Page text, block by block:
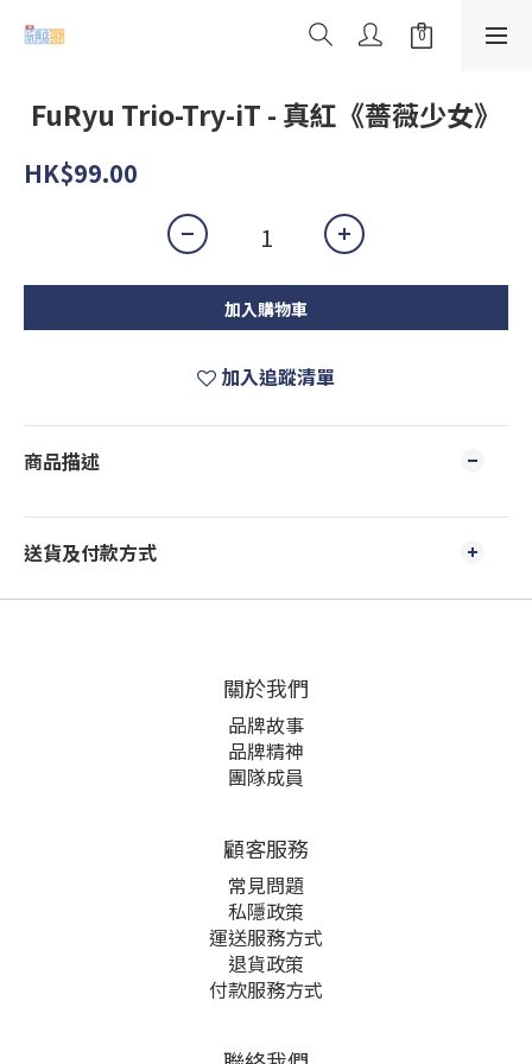
FuRyu Trio-Try-iT - 真紅《薔薇少女》
HK$99.00
加入購物車
加入追蹤清單
商品描述
送貨及付款方式
關於我們
品牌故事
品牌精神
團隊成員
顧客服務
常見問題
私隱政策
運送服務方式
退貨政策
付款服務方式